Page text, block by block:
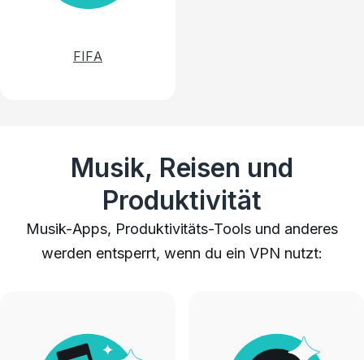
FIFA
Musik, Reisen und
Produktivität
Musik-Apps, Produktivitäts-Tools und anderes
werden entsperrt, wenn du ein VPN nutzt: